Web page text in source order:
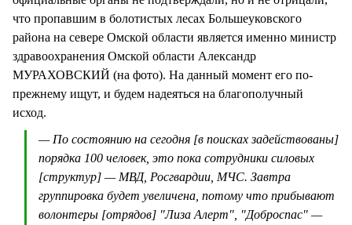
что пропавшим в болотистых лесах Большеуковского
района на севере Омской области является именно министр
здравоохранения Омской области Александр
МУРАХОВСКИЙ (на фото). На данный момент его по-
прежнему ищут, и будем надеяться на благополучный
исход.
— По состоянию на сегодня [в поисках задействованы]
порядка 100 человек, это пока сотрудники силовых
[структур] — МВД, Росгвардии, МЧС. Завтра
группировка будет увеличена, потому что прибывают
волонтеры [отрядов] "Лиза Алерт", "Доброспас" —